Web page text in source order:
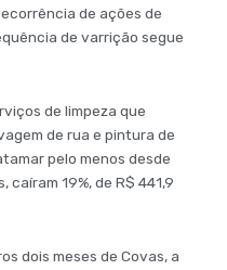
de ações de
de varrição segue
de limpeza que
de rua e pintura de
pelo menos desde
caíram 19%, de R$ 441,9
dois meses de Covas, a